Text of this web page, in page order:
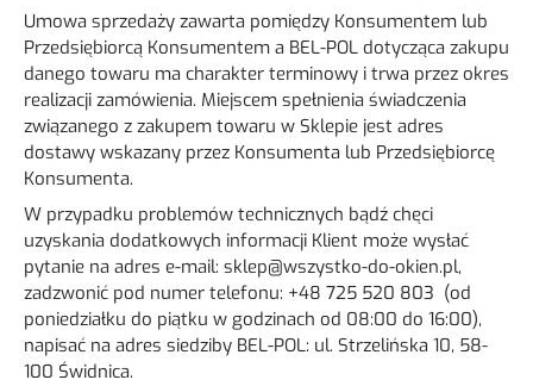
Umowa sprzedaży zawarta pomiędzy Konsumentem lub
Przedsiębiorcą Konsumentem a BEL-POL dotycząca zakupu
danego towaru ma charakter terminowy i trwa przez okres
realizacji zamówienia. Miejscem spełnienia świadczenia
związanego z zakupem towaru w Sklepie jest adres
dostawy wskazany przez Konsumenta lub Przedsiębiorcę
Konsumenta.
W przypadku problemów technicznych bądź chęci
uzyskania dodatkowych informacji Klient może wysłać
pytanie na adres e-mail: sklep@wszystko-do-okien.pl,
zadzwonić pod numer telefonu: +48 725 520 803 (od
poniedziałku do piątku w godzinach od 08:00 do 16:00),
napisać na adres siedziby BEL-POL: ul. Strzelińska 10, 58-
100 Świdnica.